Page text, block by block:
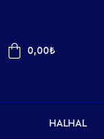
0,00₺
HALHAL